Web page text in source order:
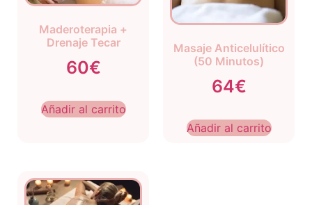
Maderoterapia +
Drenaje Tecar
60€
Añadir al carrito
Masaje Anticelulítico
(50 Minutos)
64€
Añadir al carrito